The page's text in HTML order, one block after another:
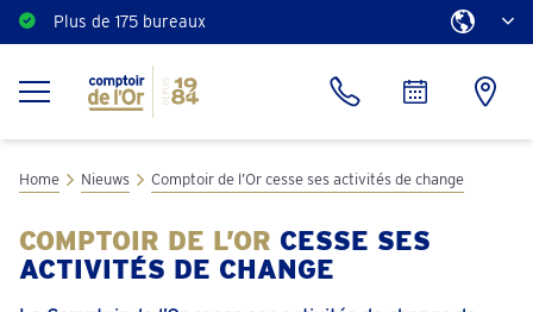
Plus de 175 bureaux
Home Nieuws Comptoir de l’Or cesse ses activités de change
COMPTOIR DE L’OR CESSE SES
ACTIVITÉS DE CHANGE